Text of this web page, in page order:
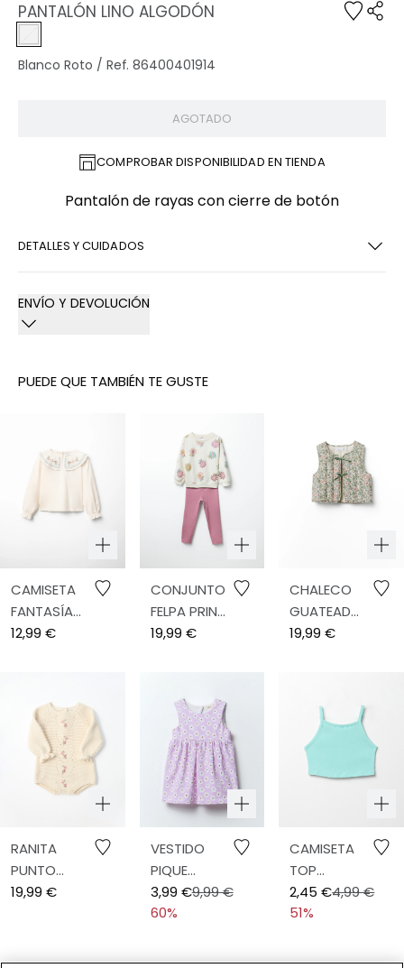
PANTALÓN LINO ALGODÓN
Blanco Roto / Ref. 86400401914
AGOTADO
COMPROBAR DISPONIBILIDAD EN TIENDA
Pantalón de rayas con cierre de botón
DETALLES Y CUIDADOS
ENVÍO Y DEVOLUCIÓN
PUEDE QUE TAMBIÉN TE GUSTE
CAMISETA
FANTASÍA
CUELLO
12,99 €
CONJUNTO
FELPA PRINT
FLORES
19,99 €
CHALECO
GUATEADO
PRINT
19,99 €
RANITA
PUNTO
BOBO
19,99 €
VESTIDO
PIQUE
ALLOVER
PRINT
3,99 €9,99 €
60%
CAMISETA
TOP
TIRANTES
2,45 €4,99 €
51%